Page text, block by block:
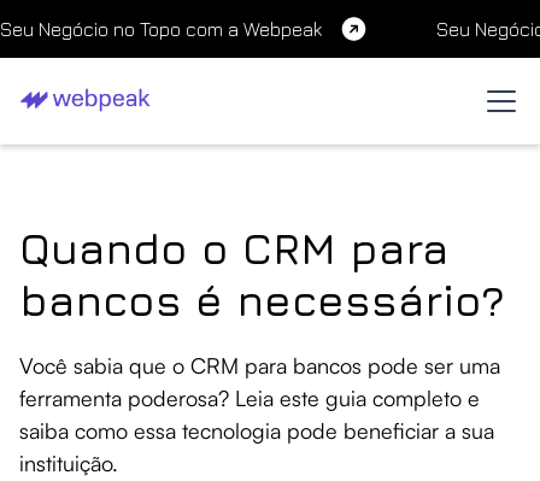
Seu Negócio no Topo com a Webpeak Seu
Quando o CRM para
bancos é necessário?
Você sabia que o CRM para bancos pode ser uma
ferramenta poderosa? Leia este guia completo e
saiba como essa tecnologia pode beneficiar a sua
instituição.